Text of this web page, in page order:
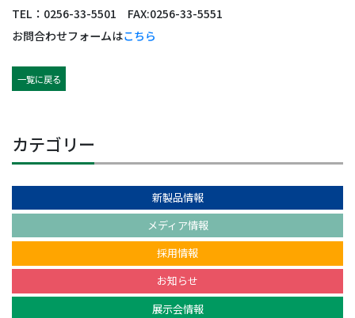
TEL：0256-33-5501 FAX:0256-33-5551
お問合わせフォームはこちら
一覧に戻る
カテゴリー
新製品情報
メディア情報
採用情報
お知らせ
展示会情報